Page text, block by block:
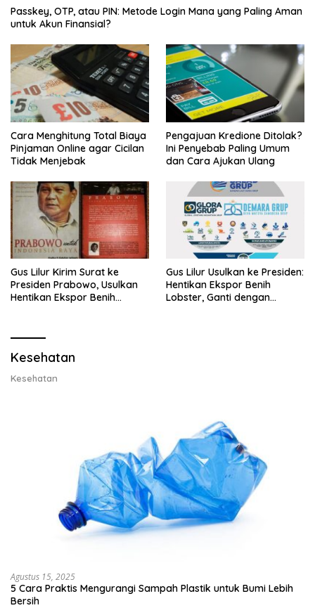
Passkey, OTP, atau PIN: Metode Login Mana yang Paling Aman
untuk Akun Finansial?
Cara Menghitung Total Biaya
Pinjaman Online agar Cicilan
Tidak Menjebak
Pengajuan Kredione Ditolak?
Ini Penyebab Paling Umum
dan Cara Ajukan Ulang
Gus Lilur Kirim Surat ke
Presiden Prabowo, Usulkan
Hentikan Ekspor Benih
Gus Lilur Usulkan ke Presiden:
Hentikan Ekspor Benih
Lobster, Ganti dengan
Kesehatan
Kesehatan
Agustus 15, 2025
5 Cara Praktis Mengurangi Sampah Plastik untuk Bumi Lebih
Bersih